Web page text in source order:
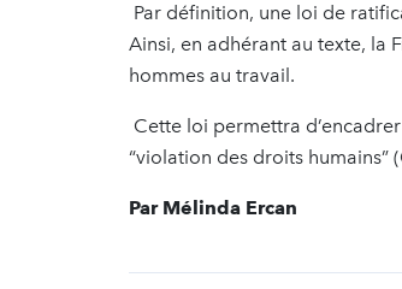
Par définition, une loi de
Ainsi, en adhérant au texte, la
hommes au travail.
Cette loi permettra
“violation des droits humains”
Par Mélinda Ercan